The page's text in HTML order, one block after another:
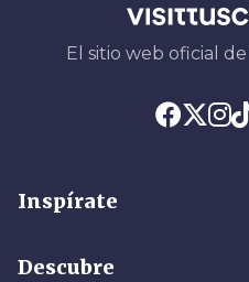
El sitio web oficial
Inspírate
Descubre